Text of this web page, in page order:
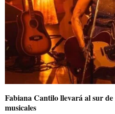
Fabiana Cantilo llevará al sur de
musicales